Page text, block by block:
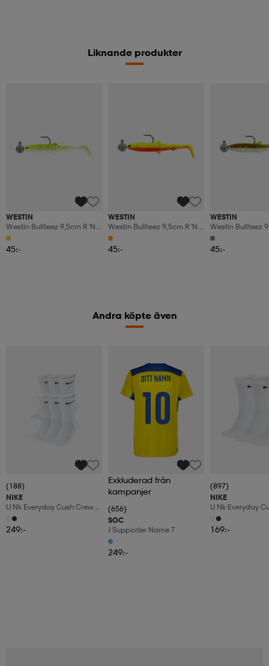
Liknande produkter
WESTIN
Westin Bullteez 9,5cm R 'n R
7g #4/0 Sparkling
Chartreuse 1pcs
45:-
WESTIN
Westin Bullteez 9,5cm R 'n R
7g #4/0 Green Tomato
1pcs
45:-
WESTIN
Westin Bullteez
7g #4/0 Pearl
45:-
Andra köpte även
(188)
NIKE
U Nk Everyday Cush Crew
6pr-Bd
249:-
Exkluderad från
kampanjer
(656)
SOC
J Supporter Name T
249:-
(897)
NIKE
U Nk Everyday
3pr
169:-